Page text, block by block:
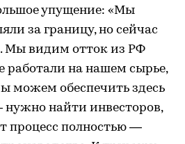
упущение: «Мы
за границу, но сейчас
Мы видим отток из РФ
работали на нашем сырье,
можем обеспечить здесь
найти инвесторов,
процесс полностью —